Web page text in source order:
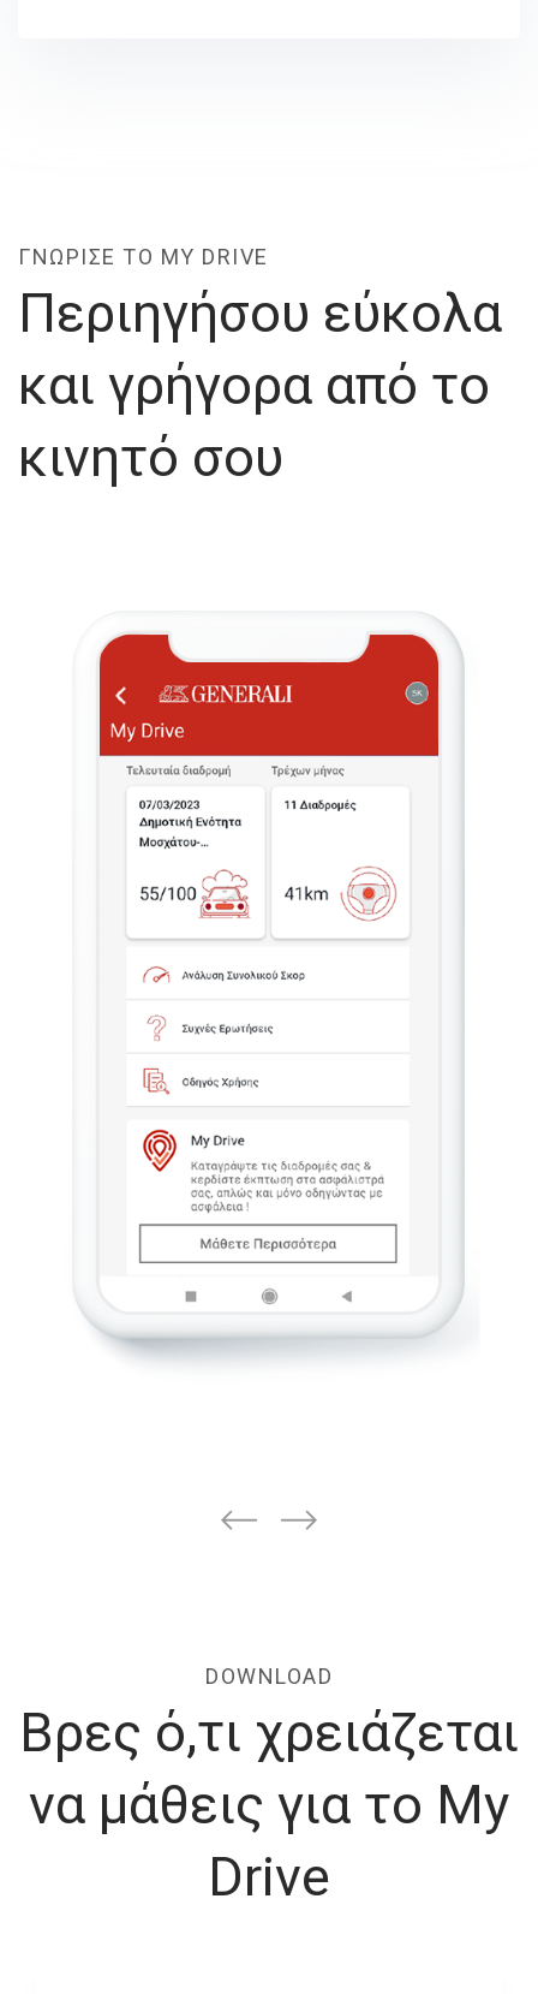
ΓΝΩΡΙΣΕ ΤΟ MY DRIVE
Περιηγήσου εύκολα
και γρήγορα από το
κινητό σου
DOWNLOAD
Βρες ό,τι χρειάζεται
να μάθεις για το My
Drive